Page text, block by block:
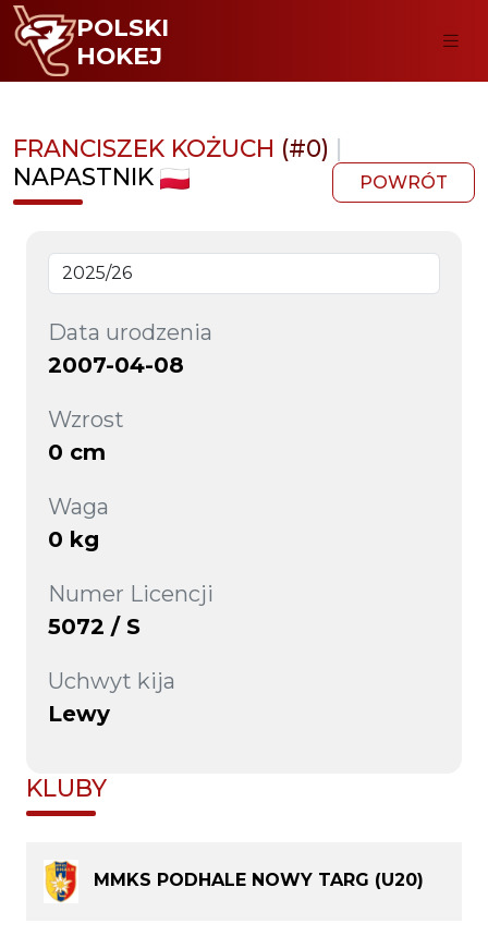
POLSKI
HOKEJ
FRANCISZEK KOŻUCH (#0) |
NAPASTNIK
POWRÓT
Data urodzenia
2007-04-08
Wzrost
0 cm
Waga
0 kg
Numer Licencji
5072 / S
Uchwyt kija
Lewy
KLUBY
MMKS PODHALE NOWY TARG (U20)